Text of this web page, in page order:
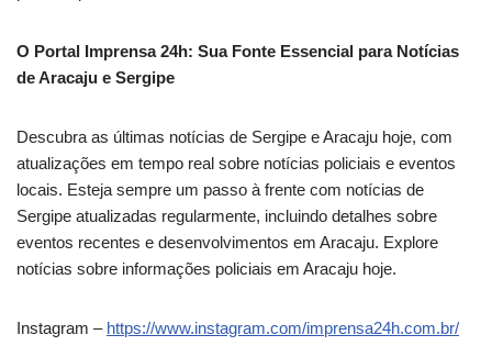
O Portal Imprensa 24h: Sua Fonte Essencial para Notícias
de Aracaju e Sergipe
Descubra as últimas notícias de Sergipe e Aracaju hoje, com
atualizações em tempo real sobre notícias policiais e eventos
locais. Esteja sempre um passo à frente com notícias de
Sergipe atualizadas regularmente, incluindo detalhes sobre
eventos recentes e desenvolvimentos em Aracaju. Explore
notícias sobre informações policiais em Aracaju hoje.
Instagram – https://www.instagram.com/imprensa24h.com.br/